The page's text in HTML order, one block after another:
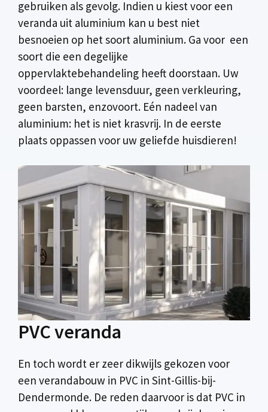
gebruiken als gevolg. Indien u kiest voor een
veranda uit aluminium kan u best niet
besnoeien op het soort aluminium. Ga voor een
soort die een degelijke
oppervlaktebehandeling heeft doorstaan. Uw
voordeel: lange levensduur, geen verkleuring,
geen barsten, enzovoort. Eén nadeel van
aluminium: het is niet krasvrij. In de eerste
plaats oppassen voor uw geliefde huisdieren!
PVC veranda
En toch wordt er zeer dikwijls gekozen voor
een verandabouw in PVC in Sint-Gillis-bij-
Dendermonde. De reden daarvoor is dat PVC in